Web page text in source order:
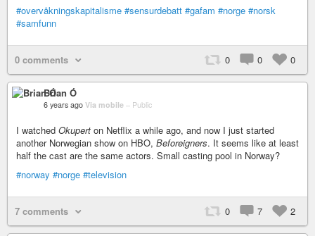
#overvåkningskapitalisme #sensurdebatt #gafam #norge #norsk
#samfunn
0 comments 0 0 0
Brian Ó
6 years ago Via mobile – Public
I watched Okupert on Netflix a while ago, and now I just started
another Norwegian show on HBO, Beforeigners. It seems like at least
half the cast are the same actors. Small casting pool in Norway?
#norway #norge #television
7 comments 0 7 2